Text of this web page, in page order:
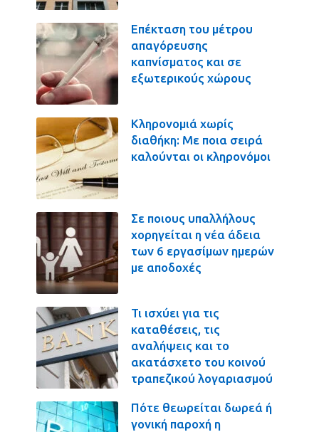
Επέκταση του μέτρου
απαγόρευσης
καπνίσματος και σε
εξωτερικούς χώρους
Κληρονομιά χωρίς
διαθήκη: Με ποια σειρά
καλούνται οι κληρονόμοι
Σε ποιους υπαλλήλους
χορηγείται η νέα άδεια
των 6 εργασίμων ημερών
με αποδοχές
Τι ισχύει για τις
καταθέσεις, τις
αναλήψεις και το
ακατάσχετο του κοινού
τραπεζικού λογαριασμού
Πότε θεωρείται δωρεά ή
γονική παροχή η